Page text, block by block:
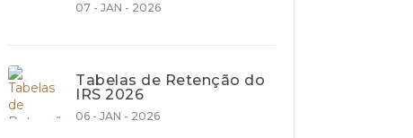
07 - JAN - 2026
Tabelas de Retenção do
IRS 2026
06 - JAN - 2026